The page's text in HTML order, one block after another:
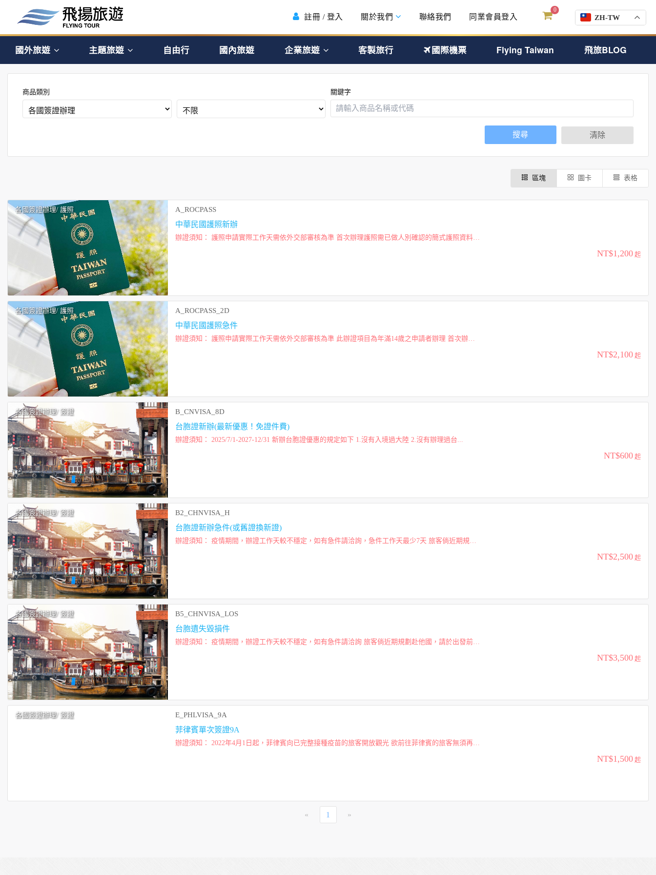
註冊 / 登入 關於我們 聯絡我們 同業會員登入
國外旅遊 主題旅遊 自由行 國內旅遊 企業旅遊 客製旅行 國際機票 Flying Taiwan 飛旅BLOG
0
ZH-TW
商品類別 關鍵字
搜尋 清除
區塊 圖卡 表格
各國簽證辦理/ 護照 A_ROCPASS
中華民國護照新辦
辦證須知： 護照申請實際工作天需依外交部審核為準 首次辦理護照需已做人別確認的簡式護照資料表
NT$1,200 起
各國簽證辦理/ 護照 A_ROCPASS_2D
中華民國護照急件
辦證須知： 護照申請實際工作天需依外交部審核為準 此辦證項目為年滿14歲之申請者辦理 首次辦理
NT$2,100 起
各國簽證辦理/ 簽證 B_CNVISA_8D
台胞證新辦(最新優惠！免證件費)
辦證須知： 2025/7/1-2027-12/31 新辦台胞證優惠的規定如下 1.沒有入境過大陸 2.沒有辦理過台...
NT$600 起
各國簽證辦理/ 簽證 B2_CHNVISA_H
台胞證新辦急件(或舊證換新證)
辦證須知： 疫情期間，辦證工作天較不穩定，如有急件請洽詢，急件工作天最少7天 旅客倘近期規劃
NT$2,500 起
各國簽證辦理/ 簽證 B5_CHNVISA_LOS
台胞遺失毀損件
辦證須知： 疫情期間，辦證工作天較不穩定，如有急件請洽詢 旅客倘近期規劃赴他國，請於出發前向
NT$3,500 起
各國簽證辦理/ 簽證 E_PHLVISA_9A
菲律賓單次簽證9A
辦證須知： 2022年4月1日起，菲律賓向已完整接種疫苗的旅客開放觀光 欲前往菲律賓的旅客無須再向
NT$1,500 起
« 1 »